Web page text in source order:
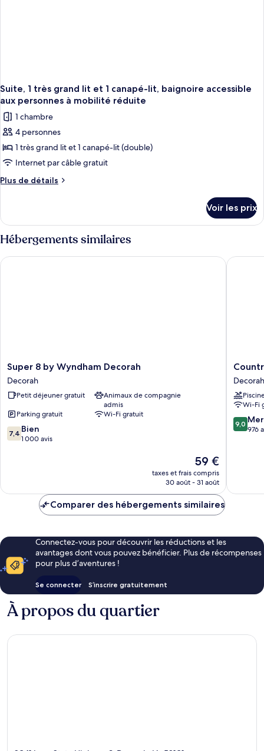
Suite, 1 très grand lit et 1 canapé-lit, baignoire accessible
aux personnes à mobilité réduite
1 chambre
4 personnes
1 très grand lit et 1 canapé-lit (double)
Internet par câble gratuit
Plus de détails
Plus
le
type
de
chambre
Suite,
accessible
aux
personnes
mobilité
réduite
Voir les prix
Hébergements similaires
Super
8
by
Wyndham
Decorah
Super 8 by Wyndham Decorah
Decorah
Petit déjeuner gratuit
Animaux de compagnie
admis
Parking gratuit
Wi-Fi gratuit
7.4
sur
7,4 Bien
1 000 avis
Le
nouveau
prix
de
59 €
taxes et frais compris
30 août - 31 août
Super 8 by Wyndham Decorah
Country
Inn
&
Suites
by
Decorah
Wi-Fi
9.0
sur
9,0
976
Country
Comparer des hébergements similaires
Connectez-vous pour découvrir les réductions et les
avantages dont vous pouvez bénéficier. Plus de récompenses
pour plus d’aventures !
Se connecter S’inscrire gratuitement
À propos du quartier